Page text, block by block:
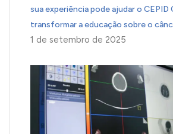
sua experiência pode ajudar o CEPID
transformar a educação sobre o
1 de setembro de 2025